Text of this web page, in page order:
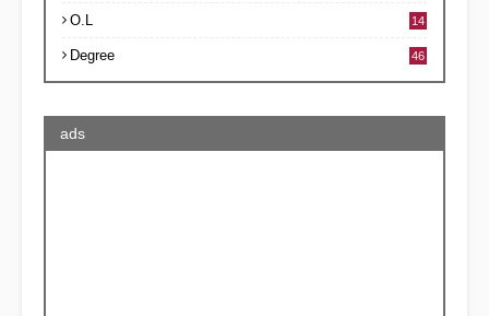
O.L 14
Degree 46
ads